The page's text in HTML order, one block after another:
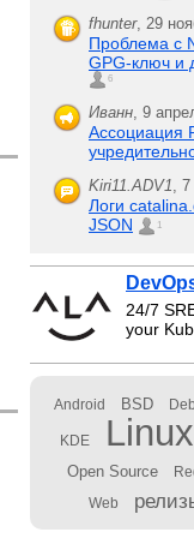
fhunter, 29
Проблема с
GPG-ключ и
6
Иванн, 9
Ассоциация
Kiri11.ADV1, 7
Логи
JSON
1
24/7
your
Android BSD
KDE Linux
Open Source
Web